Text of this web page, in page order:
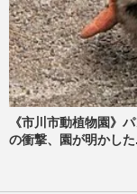
《市川市動植物園》
の衝撃、園が明かした